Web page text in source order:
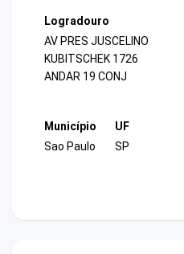
Logradouro
AV PRES JUSCELINO
KUBITSCHEK 1726
ANDAR 19 CONJ
Município
Sao Paulo
UF
SP